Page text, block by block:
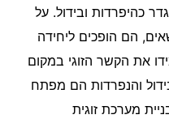
כהיפרדות ובידול. על
הם הופכים ליחידה
את הקשר הזוגי במקום
והנפרדות הם מפתח
מערכת זוגית